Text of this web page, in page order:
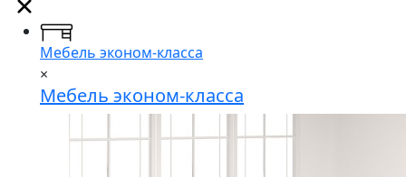
Мебель эконом-класса
×
Мебель эконом-класса